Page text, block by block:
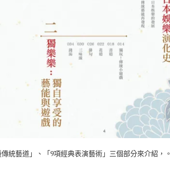
統藝道」、「9項經典表演藝術」三個部分來介紹，。